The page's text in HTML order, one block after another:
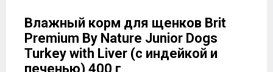
Влажный корм для щенков Brit
Premium By Nature Junior Dogs
Turkey with Liver (с индейкой и
печенью) 400 г